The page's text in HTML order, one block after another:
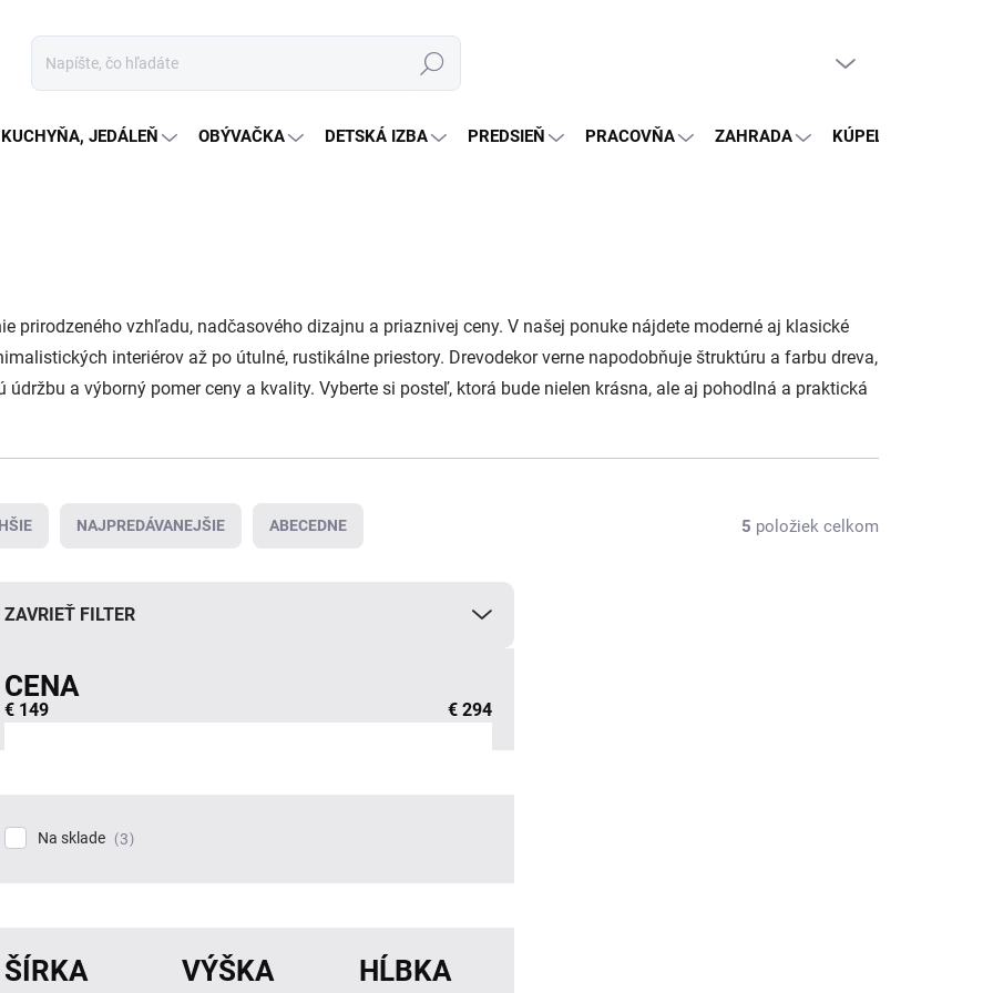
Hľadať
KUCHYŇA, JEDÁLEŇ OBÝVAČKA DETSKÁ IZBA PREDSIEŇ PRACOVŇA ZAHRADA KÚPEĽŇA
prirodzeného vzhľadu, nadčasového dizajnu a priaznivej ceny. V našej ponuke nájdete moderné aj klasické
interiérov až po útulné, rustikálne priestory. Drevodekor verne napodobňuje štruktúru a farbu dreva,
a výborný pomer ceny a kvality. Vyberte si posteľ, ktorá bude nielen krásna, ale aj pohodlná a praktická
NAJPREDÁVANEJŠIE ABECEDNE 5 položiek celkom
ZAVRIEŤ FILTER
CENA
€ 149 € 294
Na sklade 3
ŠÍRKA VÝŠKA HĹBKA